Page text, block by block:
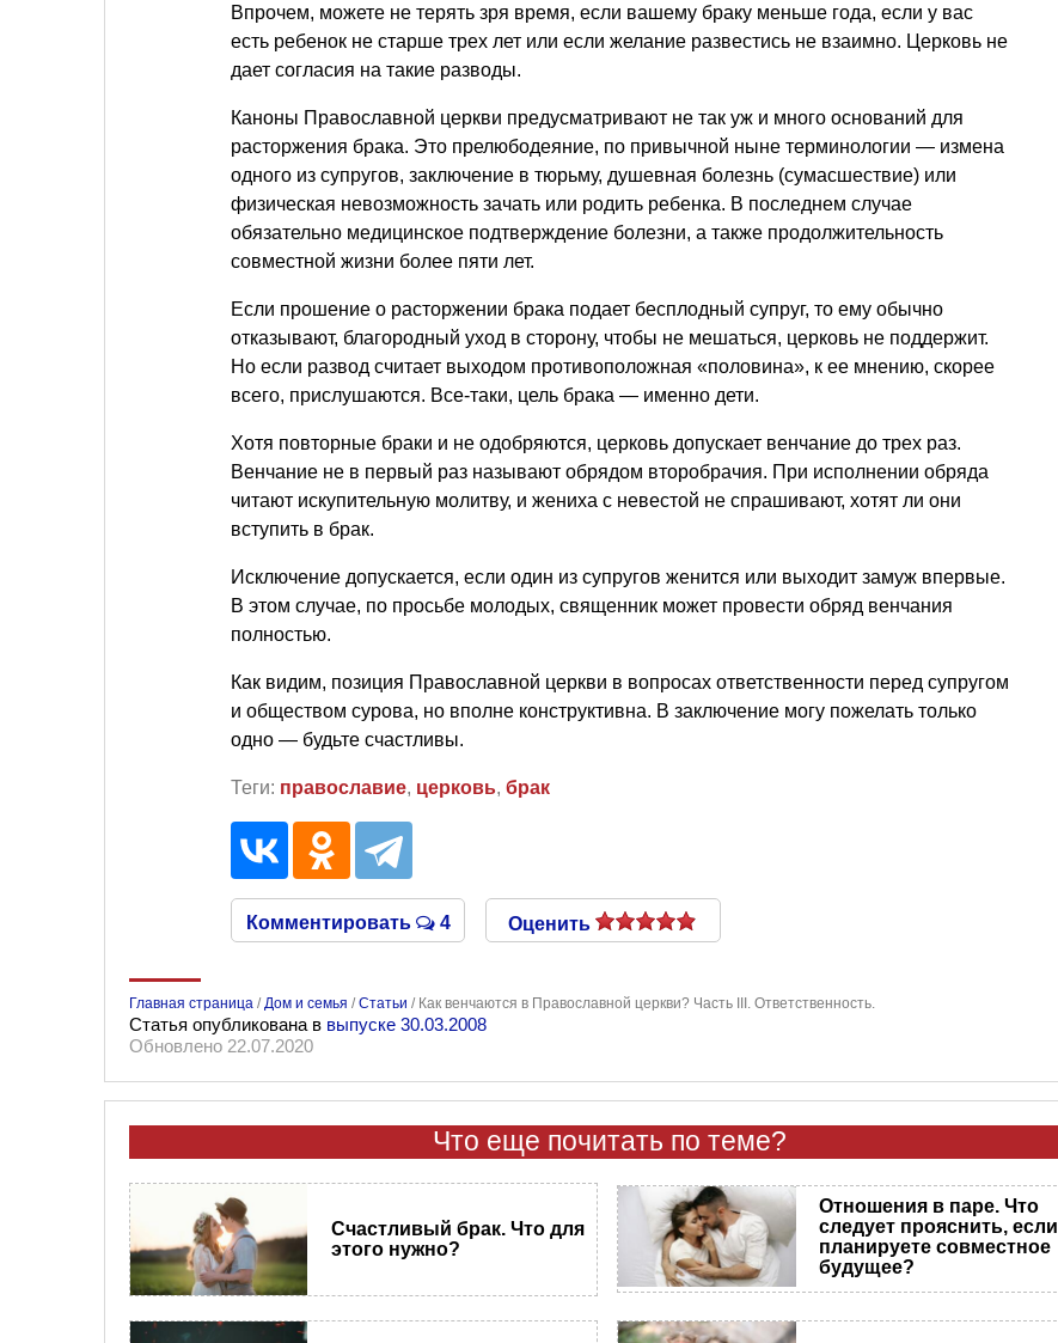
Впрочем, можете не терять зря время, если вашему браку меньше года, если у вас
есть ребенок не старше трех лет или если желание развестись не взаимно. Церковь не
дает согласия на такие разводы.
Каноны Православной церкви предусматривают не так уж и много оснований для
расторжения брака. Это прелюбодеяние, по привычной ныне терминологии — измена
одного из супругов, заключение в тюрьму, душевная болезнь (сумасшествие) или
физическая невозможность зачать или родить ребенка. В последнем случае
обязательно медицинское подтверждение болезни, а также продолжительность
совместной жизни более пяти лет.
Если прошение о расторжении брака подает бесплодный супруг, то ему обычно
отказывают, благородный уход в сторону, чтобы не мешаться, церковь не поддержит.
Но если развод считает выходом противоположная «половина», к ее мнению, скорее
всего, прислушаются. Все-таки, цель брака — именно дети.
Хотя повторные браки и не одобряются, церковь допускает венчание до трех раз.
Венчание не в первый раз называют обрядом второбрачия. При исполнении обряда
читают искупительную молитву, и жениха с невестой не спрашивают, хотят ли они
вступить в брак.
Исключение допускается, если один из супругов женится или выходит замуж впервые.
В этом случае, по просьбе молодых, священник может провести обряд венчания
полностью.
Как видим, позиция Православной церкви в вопросах ответственности перед супругом
и обществом сурова, но вполне конструктивна. В заключение могу пожелать только
одно — будьте счастливы.
Теги: православие, церковь, брак
Комментировать 4 Оценить
Главная страница / Дом и семья /Статьи / Как венчаются в Православной церкви? Часть III. Ответственность.
Статья опубликована в выпуске 30.03.2008
Обновлено 22.07.2020
Что еще почитать по теме?
Счастливый брак. Что для
этого нужно?
Отношения в паре. Что
следует прояснить, если
планируете совместное
будущее?